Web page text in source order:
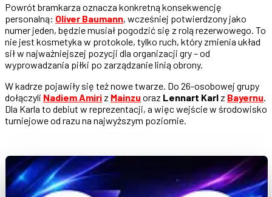
Powrót bramkarza oznacza konkretną konsekwencję
personalną: Oliver Baumann, wcześniej potwierdzony jako
numer jeden, będzie musiał pogodzić się z rolą rezerwowego. To
nie jest kosmetyka w protokole, tylko ruch, który zmienia układ
sił w najważniejszej pozycji dla organizacji gry – od
wyprowadzania piłki po zarządzanie linią obrony.
W kadrze pojawiły się też nowe twarze. Do 26-osobowej grupy
dołączyli Nadiem Amiri z Mainzu oraz Lennart Karl z Bayernu.
Dla Karla to debiut w reprezentacji, a więc wejście w środowisko
turniejowe od razu na najwyższym poziomie.